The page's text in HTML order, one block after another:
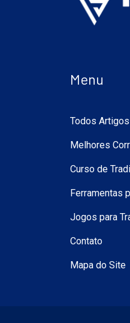
Menu
Todos Artigos
Melhores
Curso de
Ferramentas
Jogos para
Contato
Mapa do Site